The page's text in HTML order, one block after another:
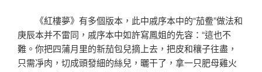
《紅樓夢》有多個版本，此中戚序本中的“茄鲞”做法和
庚辰本并不雷同，戚序本中如許寫鳳姐的先容：“這也不
難。你把四蒲月里的新茄包兒摘上去，把皮和穰子往盡，
只需凈肉，切成頭發細的絲兒，曬干了，拿一只肥母雞火